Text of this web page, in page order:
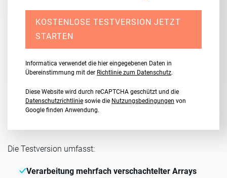
Die Testversion umfasst:
Verarbeitung mehrfach verschachtelter Arrays
KOSTENLOSE TESTVERSION JETZT
STARTEN
Informatica verwendet die hier eingegebenen Daten in
Übereinstimmung mit der Richtlinie zum Datenschutz.
Diese Website wird durch reCAPTCHA geschützt und die
Datenschutzrichtlinie sowie die Nutzungsbedingungen von
Google finden Anwendung.